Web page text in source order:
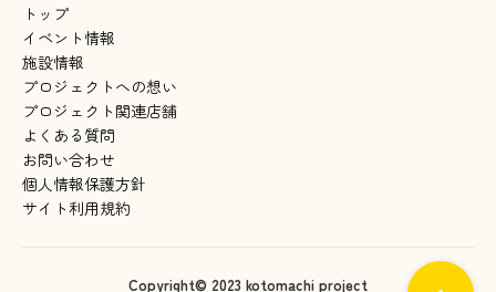
トップ
イベント情報
施設情報
プロジェクトへの想い
プロジェクト関連店舗
よくある質問
お問い合わせ
個人情報保護方針
サイト利用規約
Copyright© 2023 kotomachi project